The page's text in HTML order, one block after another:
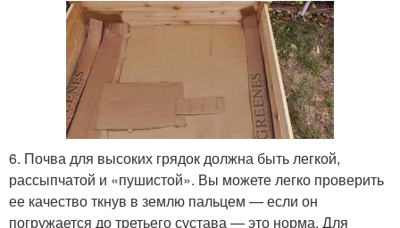
6. Почва для высоких грядок должна быть легкой,
рассыпчатой и «пушистой». Вы можете легко проверить
ее качество ткнув в землю пальцем — если он
погружается до третьего сустава — это норма. Для